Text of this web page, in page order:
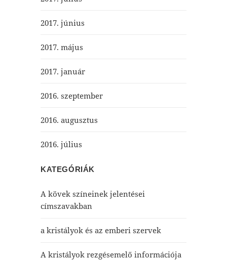
2017. június
2017. május
2017. január
2016. szeptember
2016. augusztus
2016. július
KATEGÓRIÁK
A kövek színeinek jelentései
címszavakban
a kristályok és az emberi szervek
A kristályok rezgésemelő információja